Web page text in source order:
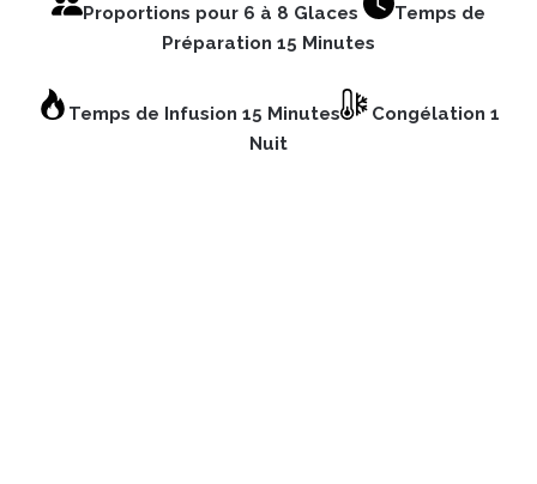
Proportions pour 6 à 8 Glaces
Temps de
Préparation 15 Minutes
Temps de Infusion 15 Minutes
Congélation 1
Nuit